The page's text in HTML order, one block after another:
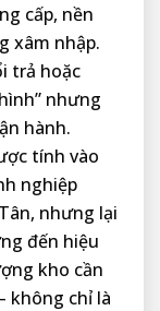
cấp, nền
xâm nhập.
trả hoặc
nhưng
hành.
tính vào
nghiệp
nhưng lại
đến hiệu
kho cần
không chỉ là